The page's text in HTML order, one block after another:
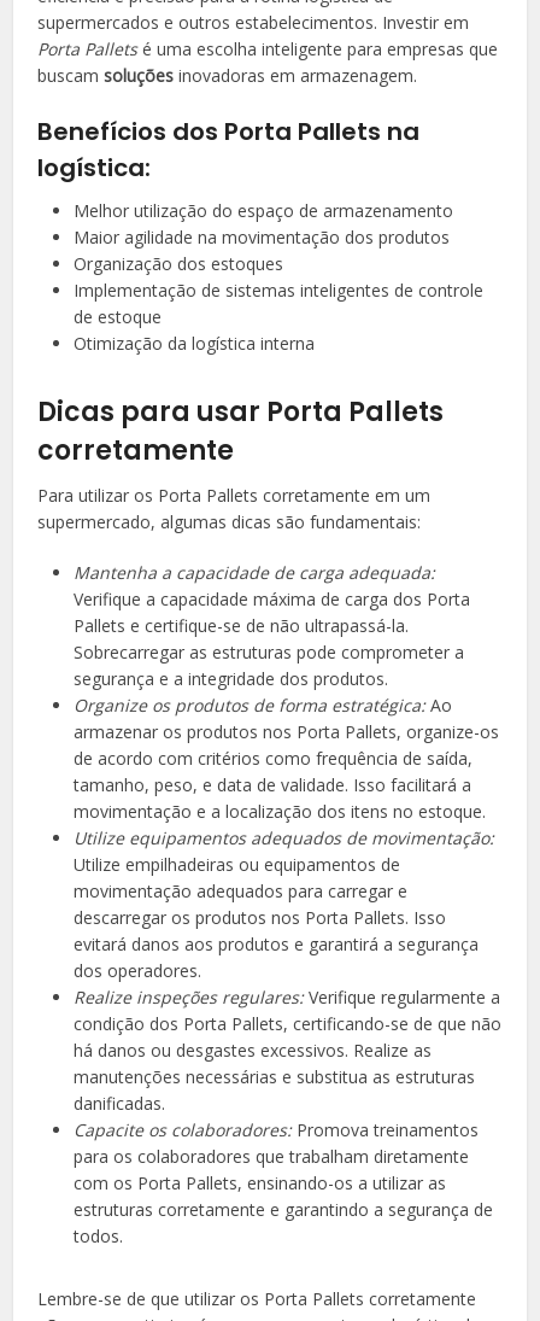
supermercados e outros estabelecimentos. Investir em
Porta Palletsé uma escolha inteligente para empresas que
buscamsoluções inovadoras em armazenagem.
Benefícios dos Porta Pallets na
logística:
Melhor utilização do espaço de armazenamento
Maior agilidade na movimentação dos produtos
Organização dos estoques
Implementação de sistemas inteligentes de controle
de estoque
Otimização da logística interna
Dicas para usar Porta Pallets
corretamente
Para utilizar os Porta Pallets corretamente em um
supermercado, algumas dicas são fundamentais:
Mantenha a capacidade de carga adequada:
Verifique a capacidade máxima de carga dos Porta
Pallets e certifique-se de não ultrapassá-la.
Sobrecarregar as estruturas pode comprometer a
segurança e a integridade dos produtos.
Organize os produtos de forma estratégica:Ao
armazenar os produtos nos Porta Pallets, organize-os
de acordo com critérios como frequência de saída,
tamanho, peso, e data de validade. Isso facilitará a
movimentação e a localização dos itens no estoque.
Utilize equipamentos adequados de movimentação:
Utilize empilhadeiras ou equipamentos de
movimentação adequados para carregar e
descarregar os produtos nos Porta Pallets. Isso
evitará danos aos produtos e garantirá a segurança
dos operadores.
Realize inspeções regulares:Verifique regularmente a
condição dos Porta Pallets, certificando-se de que não
há danos ou desgastes excessivos. Realize as
manutenções necessárias e substitua as estruturas
danificadas.
Capacite os colaboradores:Promova treinamentos
para os colaboradores que trabalham diretamente
com os Porta Pallets, ensinando-os a utilizar as
estruturas corretamente e garantindo a segurança de
todos.
Lembre-se de que utilizar os Porta Pallets corretamente